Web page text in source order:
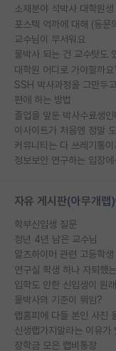
소재분야 석박사 대학원
교수님이 무서워요
물박사 되는 건 교수탓도
대학원 어디로 가야할까요
편애 하는 방법
졸업을 앞둔 박사수료생
이사이트가 처음엔 정말
커뮤니티는 다 쓰레기통이
자유 게시판(아무개랩
학부신입생 질문
정년 4년 남은 교수님
알츠하이머 관련 고등학
연구실 학생 하나 자퇴했는
입학도 안한 신입생이 원
물박사의 기준이 뭐임?
랩홈피에 다들 본인 사진
신생랩가지말라는 이유가
장학금 모은 랩비통장